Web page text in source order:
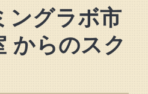
ングラボ市
からのスク